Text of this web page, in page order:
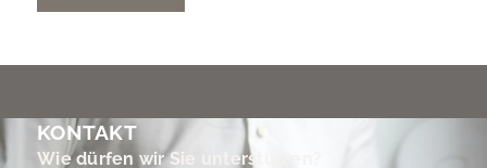
KONTAKT
Wie dürfen wir Sie unterstützen?